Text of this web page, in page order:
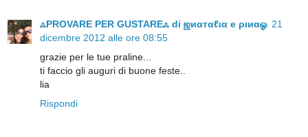
ஃPROVARE PER GUSTAREஃ di ஜиαтαℓια e ριиαஓ 21
dicembre 2012 alle ore 08:55
grazie per le tue praline...
ti faccio gli auguri di buone feste..
lia
Rispondi